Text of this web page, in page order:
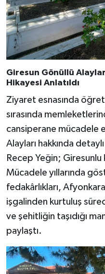
Giresun Gönüllü
Hikayesi Anlatıldı
Ziyaret esnasında
sırasında
cansiperane mücadele
Alayları hakkında
Recep Yeğin; Giresunlu
Mücadele yıllarında
fedakârlıkları,
işgalinden kurtuluş
ve şehitliğin taşıdığı
paylaştı.